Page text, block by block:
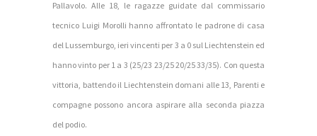
Pallavolo. Alle 18, le ragazze guidate dal commissario
tecnico Luigi Morolli hanno affrontato le padrone di casa
del Lussemburgo, ieri vincenti per 3 a 0 sul Liechtenstein ed
hanno vinto per 1 a 3 (25/23 23/25 20/25 33/35). Con questa
vittoria, battendo il Liechtenstein domani alle 13, Parenti e
compagne possono ancora aspirare alla seconda piazza
del podio.